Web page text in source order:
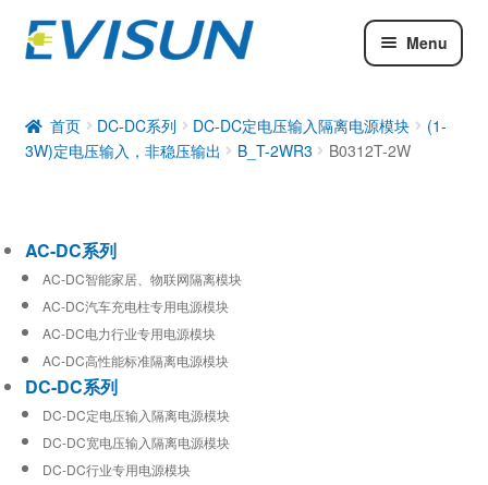
Menu
DC-DC系列
工业通信模块
首页 DC-DC系列 DC-DC定电压输入隔离电源模块
(1-
3W)定电压输入，非稳压输出
B_T-2WR3 B0312T-2W
AC-DC系列
AC-DC智能家居、物联网隔离模块
AC-DC汽车充电柱专用电源模块
AC-DC电力行业专用电源模块
AC-DC高性能标准隔离电源模块
DC-DC系列
DC-DC定电压输入隔离电源模块
DC-DC宽电压输入隔离电源模块
DC-DC行业专用电源模块